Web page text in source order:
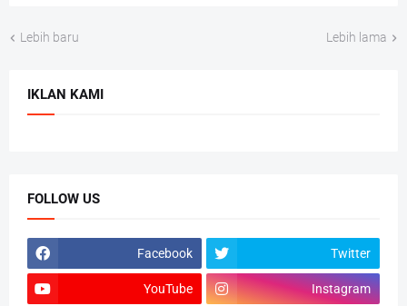
Lebih baru Lebih lama
IKLAN KAMI
FOLLOW US
Facebook Twitter
YouTube Instagram